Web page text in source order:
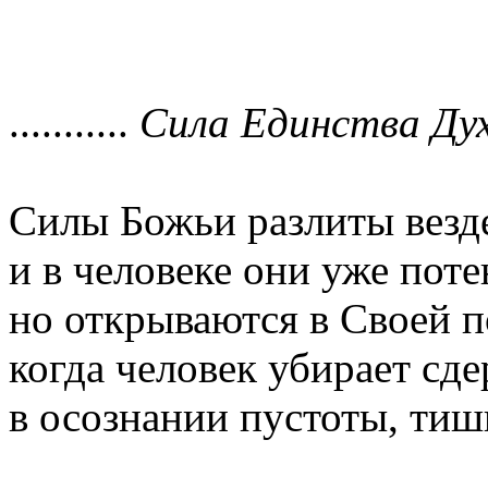
........... Сила Единства
Силы Божьи разлиты
и в человеке они уже
но открываются в Своей
когда человек убирает
в осознании пустоты,